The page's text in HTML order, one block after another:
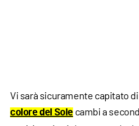
Vi sarà sicuramente capitato
colore del Sole cambi a